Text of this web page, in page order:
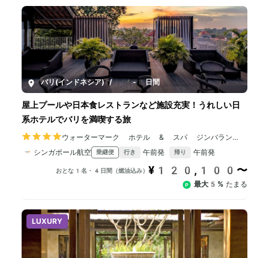
バリ(インドネシア) / 4-8日間
屋上プールや日本食レストランなど施設充実！うれしい日
系ホテルでバリを満喫する旅
ウォーターマーク ホテル & スパ ジンバラン
シンガポール航空 乗継便 行き 午前発 帰り 午前発
おとな1名・4日間（燃油込み） ¥120,100〜
最大5% たまる
LUXURY